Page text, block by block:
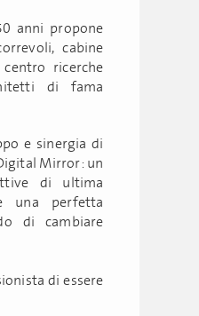
anni propone
cabine
ricerche
di fama
e sinergia di
Mirror: un
di ultima
una perfetta
di cambiare
di essere